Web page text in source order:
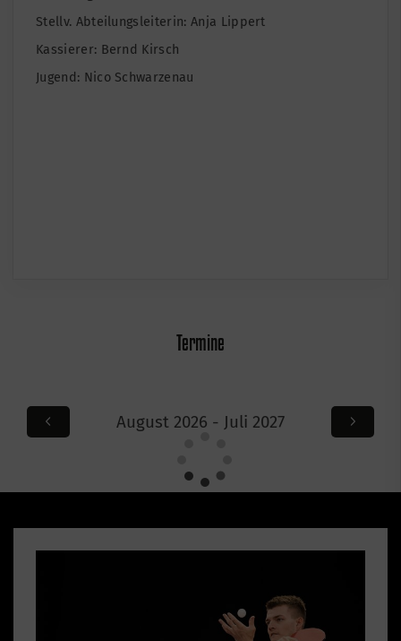
Stellv. Abteilungsleiterin: Anja Lippert
Kassierer: Bernd Kirsch
Jugend: Nico Schwarzenau
Termine
August 2026 - Juli 2027